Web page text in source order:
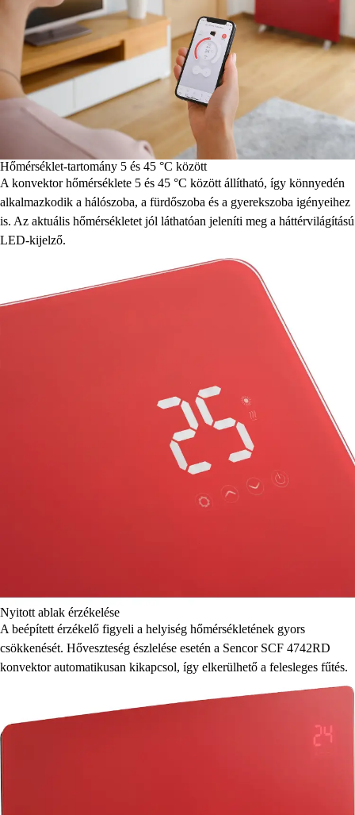
Hőmérséklet-tartomány 5 és 45 °C között
A konvektor hőmérséklete 5 és 45 °C között állítható, így könnyedén
alkalmazkodik a hálószoba, a fürdőszoba és a gyerekszoba igényeihez
is. Az aktuális hőmérsékletet jól láthatóan jeleníti meg a háttérvilágítású
LED-kijelző.
Nyitott ablak érzékelése
A beépített érzékelő figyeli a helyiség hőmérsékletének gyors
csökkenését. Hőveszteség észlelése esetén a Sencor SCF 4742RD
konvektor automatikusan kikapcsol, így elkerülhető a felesleges fűtés.